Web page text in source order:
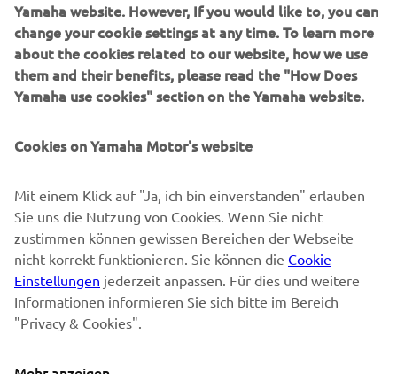
SUPPORT
NEWSLETTER
Sonderveranstaltungen, Neuerscheinungen und vielem mehr.
ABONNIEREN
Lesen Sie unsere Datenschutzrichtlinie, um zu erfahren, wie wir
Ihre persönlichen Daten verarbeiten: Datenschutzerklärung
Yamaha website. However, If you would like to, you can
change your cookie settings at any time. To learn more
about the cookies related to our website, how we use
them and their benefits, please read the "How Does
Yamaha use cookies" section on the Yamaha website.
Cookies on Yamaha Motor's website
Mit einem Klick auf "Ja, ich bin einverstanden" erlauben
Sie uns die Nutzung von Cookies. Wenn Sie nicht
zustimmen können gewissen Bereichen der Webseite
nicht korrekt funktionieren. Sie können die Cookie
Einstellungen jederzeit anpassen. Für dies und weitere
Informationen informieren Sie sich bitte im Bereich
"Privacy & Cookies".